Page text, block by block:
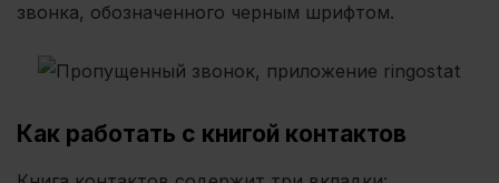
звонка, обозначенного черным шрифтом.
Как работать с книгой контактов